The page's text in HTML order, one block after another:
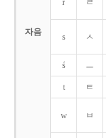
자음
r ㄹ
s ㅅ
ś ㅡ
t ㅌ
w ㅂ